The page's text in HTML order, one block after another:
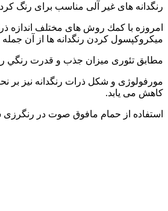
رنگدانه های غير آلی مناسب برای رنگ
ميكروكپسول كردن رنگدانه ها از آن جمله
مطابق تئوری ميزان جذب و قدرت رنگي
كاهش می يابد.
استفاده از حمام مافوق صوت در رنگرزی سبب افزايش 40 درصدي در ميزان رمق كشي رنگ و كاهش 55 درصدی در زمان رنگرزی در